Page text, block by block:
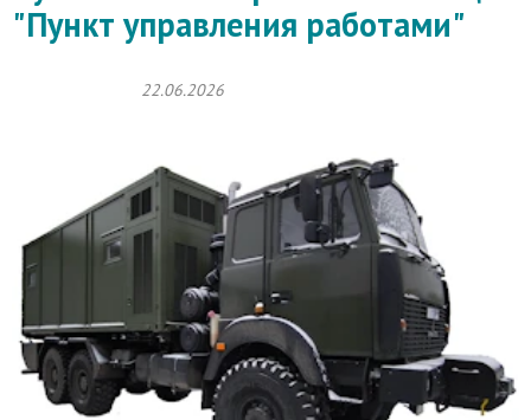
"Пункт управления работами"
22.06.2026